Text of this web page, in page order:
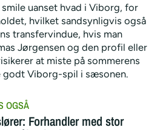
uanset hvad i Viborg, for
hvilket sandsynligvis også
transfervindue, hvis man
Jørgensen og den profil eller
at miste på sommerens
godt Viborg-spil i sæsonen.
Forhandler med stor